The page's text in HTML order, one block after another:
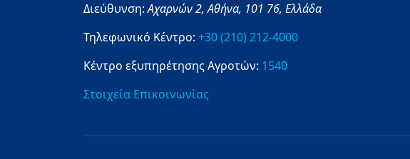
Διεύθυνση:Αχαρνών 2,Αθήνα, 101 76, Ελλάδα
Τηλεφωνικό Κέντρο: +30 (210) 212-4000
Κέντρο εξυπηρέτησης Αγροτών: 1540
Στοιχεία Επικοινωνίας